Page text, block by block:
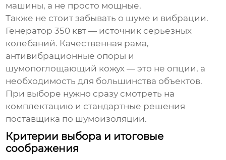
машины, а не просто мощные.
Также не стоит забывать о шуме и вибрации.
Генератор 350 квт — источник серьезных
колебаний. Качественная рама,
антивибрационные опоры и
шумопоглощающий кожух — это не опции, а
необходимость для большинства объектов.
При выборе нужно сразу смотреть на
комплектацию и стандартные решения
поставщика по шумоизоляции.
Критерии выбора и итоговые
соображения